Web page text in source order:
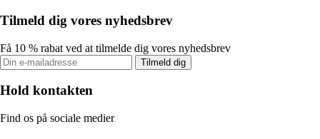
Tilmeld dig vores nyhedsbrev
Få 10 % rabat ved at tilmelde dig vores nyhedsbrev
Tilmeld dig
Hold kontakten
Find os på sociale medier